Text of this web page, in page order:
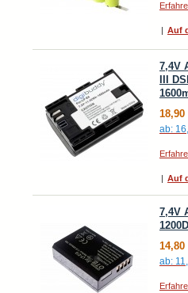
| Auf
7,4V
III
18,90
ab:
| Auf
7,4V
14,80
ab: